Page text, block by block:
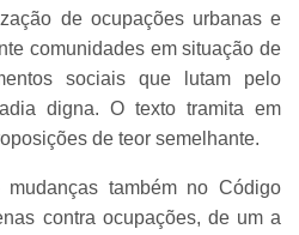
de ocupações urbanas e
comunidades em situação de
sociais que lutam pelo
digna. O texto tramita em
de teor semelhante.
também no Código
contra ocupações, de um a